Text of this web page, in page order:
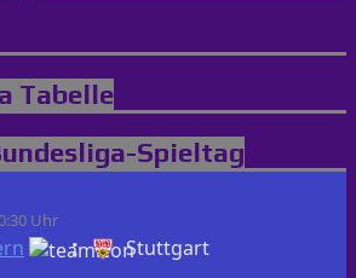
Tabelle
Spieltag
Uhr
: Stuttgart